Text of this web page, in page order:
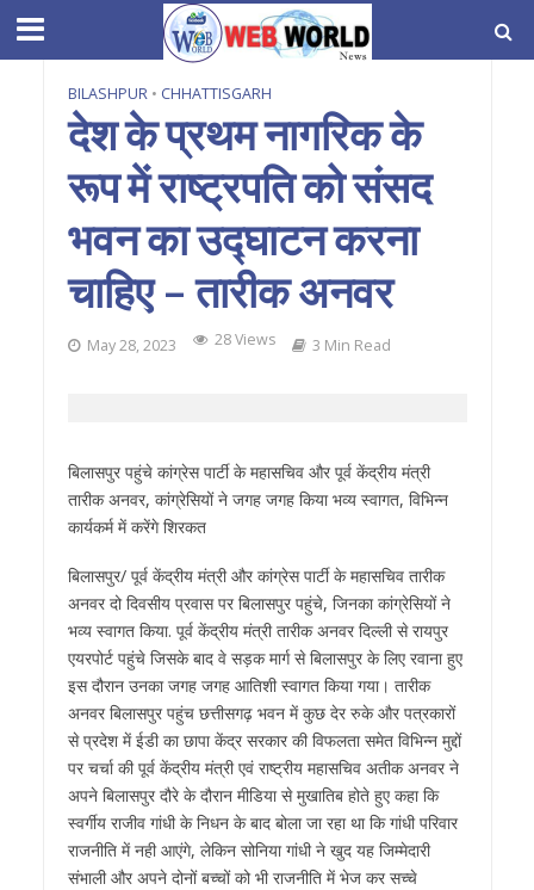
BILASHPUR • CHHATTISGARH
देश के प्रथम नागरिक के
रूप में राष्ट्रपति को संसद
भवन का उद्घाटन करना
चाहिए – तारीक अनवर
May 28, 2023 28 Views 3 Min Read
बिलासपुर पहुंचे कांग्रेस पार्टी के महासचिव और पूर्व केंद्रीय मंत्री
तारीक अनवर, कांग्रेसियों ने जगह जगह किया भव्य स्वागत, विभिन्न
कार्यकर्म में करेंगे शिरकत
बिलासपुर/ पूर्व केंद्रीय मंत्री और कांग्रेस पार्टी के महासचिव तारीक
अनवर दो दिवसीय प्रवास पर बिलासपुर पहुंचे, जिनका कांग्रेसियों ने
भव्य स्वागत किया. पूर्व केंद्रीय मंत्री तारीक अनवर दिल्ली से रायपुर
एयरपोर्ट पहुंचे जिसके बाद वे सड़क मार्ग से बिलासपुर के लिए रवाना हुए
इस दौरान उनका जगह जगह आतिशी स्वागत किया गया। तारीक
अनवर बिलासपुर पहुंच छत्तीसगढ़ भवन में कुछ देर रुके और पत्रकारों
से प्रदेश में ईडी का छापा केंद्र सरकार की विफलता समेत विभिन्न मुद्दों
पर चर्चा की पूर्व केंद्रीय मंत्री एवं राष्ट्रीय महासचिव अतीक अनवर ने
अपने बिलासपुर दौरे के दौरान मीडिया से मुखातिब होते हुए कहा कि
स्वर्गीय राजीव गांधी के निधन के बाद बोला जा रहा था कि गांधी परिवार
राजनीति में नही आएंगे, लेकिन सोनिया गांधी ने खुद यह जिम्मेदारी
संभाली और अपने दोनों बच्चों को भी राजनीति में भेज कर सच्चे